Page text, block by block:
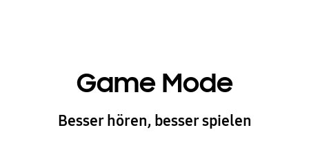
Game Mode
Besser hören, besser spielen